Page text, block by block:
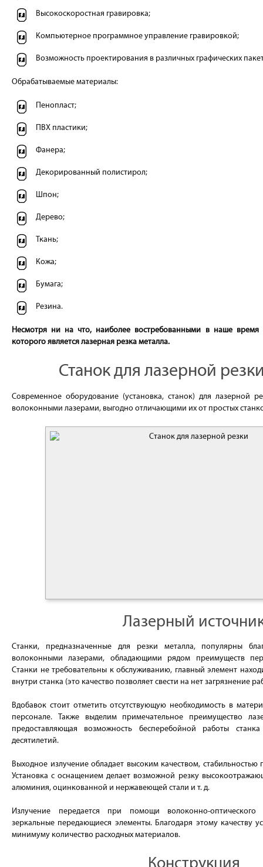
Высокоскоростная гравировка;
Компьютерное программное управление гравировкой;
Возможность проектирования в различных графических
Обрабатываемые материалы:
Пенопласт;
ПВХ пластики;
Фанера;
Декорированный полистирол;
Шпон;
Дерево;
Ткань;
Кожа;
Бумага;
Резина.
Несмотря ни на что, наиболее востребованными в наше время
которого является лазерная резка металла.
Станок для лазерной
Современное оборудование (установка, станок) для лазерной
волоконными лазерами, выгодно отличающими их от простых
Лазерный
Станки, предназначенные для резки металла, популярны
волоконными лазерами, обладающими рядом преимуществ
Станки не требовательны к обслуживанию, главный элемент
внутри станка (это качество позволяет свести на нет загрязнение
Вдобавок стоит отметить отсутствующую необходимость в
персонале. Также выделим примечательное преимущество
предоставляющая возможность бесперебойной работы
десятилетий.
Выходное излучение обладает высоким качеством,
Установка с оснащением делает возможной резку
алюминия, оцинкованной и нержавеющей стали и т. д.
Излучение передается при помощи волоконно-оптического
зеркальные передающиеся элементы. Благодаря этому качеству
минимуму количество расходных материалов.